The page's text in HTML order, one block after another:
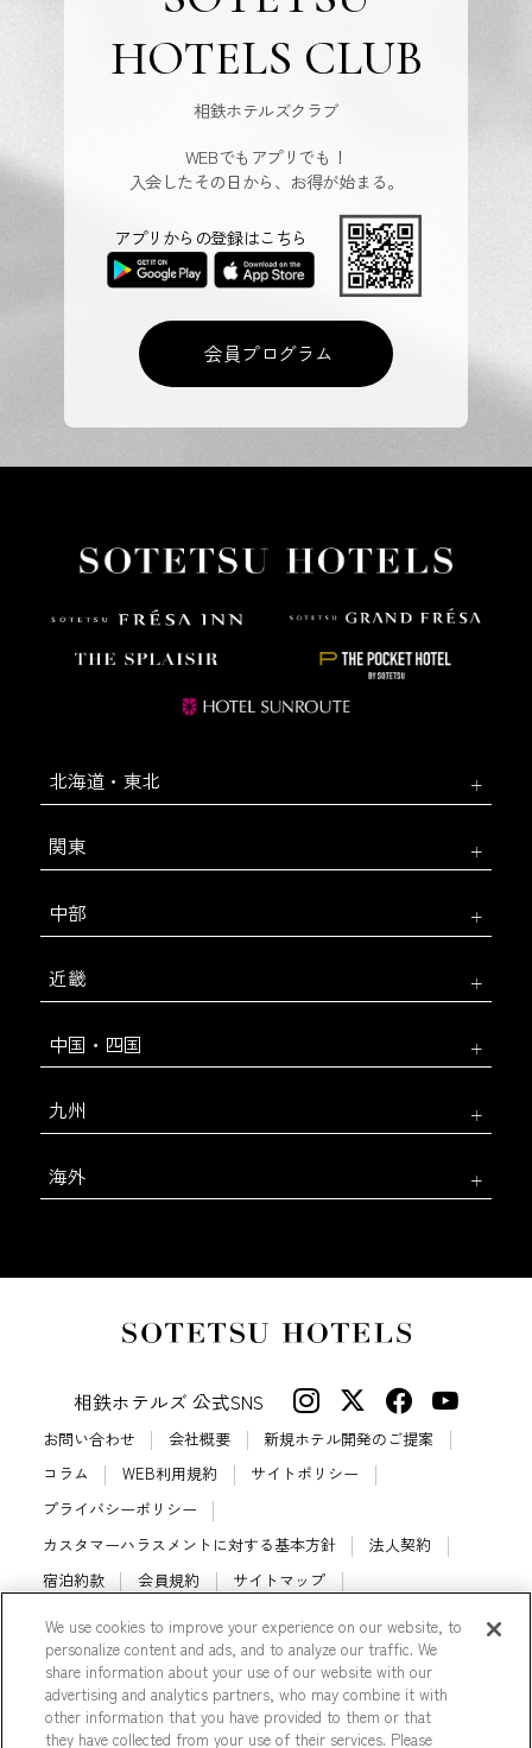
HOTELS CLUB
相鉄ホテルズクラブ
WEBでもアプリでも！
入会したその日から、お得が始まる。
会員プログラム
アプリからの登録はこちら
北海道・東北
関東
中部
近畿
中国・四国
九州
海外
相鉄ホテルズ 公式SNS
お問い合わせ 会社概要
新規ホテル開発のご提案
コラム
WEB利用規約
サイトポリシー
プライバシーポリシー
カスタマーハラスメントに対する基本方針
法人契約
宿泊約款
会員規約
サイトマップ
相鉄ホテルズ パートナーホテル加盟募集のご案内
採用情報
Cookie Settings
We use cookies to improve your experience on our website, to
personalize content and ads, and to analyze our traffic. We
share information about your use of our website with our
advertising and analytics partners, who may combine it with
other information that you have provided to them or that
they have collected from your use of their services. Please